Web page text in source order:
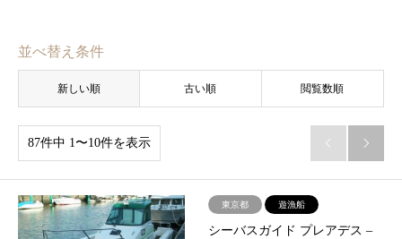
並べ替え条件
新しい順 古い順 閲覧数順
87件中 1〜10件を表示  
東京都 遊漁船
シーバスガイド プレアデス –